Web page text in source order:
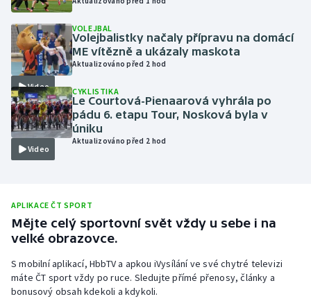
Motorsport
Olympijské hry
Parasport
Plavání
Ragby
Rychlobruslení
Rychlostní kanoistika
Short track
Video
VOLEJBAL
Volejbalistky načaly přípravu na domácí
ME vítězně a ukázaly maskota
Aktualizováno před 2 hod
Video
CYKLISTIKA
Le Courtová-Pienaarová vyhrála po
pádu 6. etapu Tour, Nosková byla v
úniku
Aktualizováno před 2 hod
APLIKACE ČT SPORT
Mějte celý sportovní svět vždy u sebe i na
velké obrazovce.
S mobilní aplikací, HbbTV a apkou iVysílání ve své chytré televizi
máte ČT sport vždy po ruce. Sledujte přímé přenosy, články a
bonusový obsah kdekoli a kdykoli.